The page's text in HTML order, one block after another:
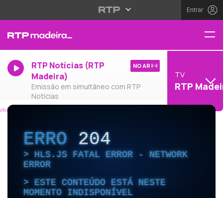
Entrar
RTP Notícias (RTP
Madeira)
Emissão em simultâneo com RTP
Notícias
NO AR
TV
RTP
ERRO204
HLS.JS FATAL ERROR - NETWORK
ERROR
ESTE CONTEÚDO ESTÁ NESTE
MOMENTO INDISPONÍVEL